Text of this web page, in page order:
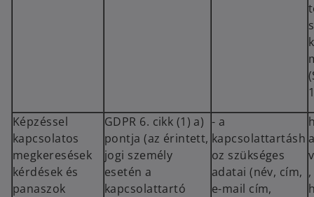
Képzéssel
kapcsolatos
megkeresések
kérdések és
panaszok
GDPR 6. cikk (1) a)
pontja (az érintett,
jogi személy
esetén a
kapcsolattartó
- a
kapcsolattartásh
oz szükséges
adatai (név, cím,
e-mail cím,